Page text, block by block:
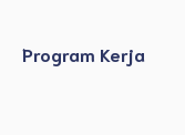
Program Kerja